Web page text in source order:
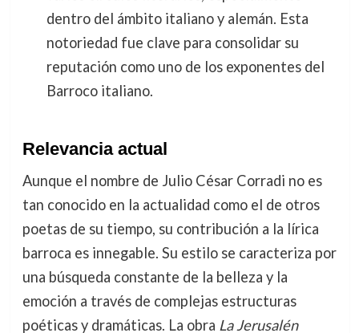
dentro del ámbito italiano y alemán. Esta
notoriedad fue clave para consolidar su
reputación como uno de los exponentes del
Barroco italiano.
Relevancia actual
Aunque el nombre de Julio César Corradi no es
tan conocido en la actualidad como el de otros
poetas de su tiempo, su contribución a la lírica
barroca es innegable. Su estilo se caracteriza por
una búsqueda constante de la belleza y la
emoción a través de complejas estructuras
poéticas y dramáticas. La obra La Jerusalén